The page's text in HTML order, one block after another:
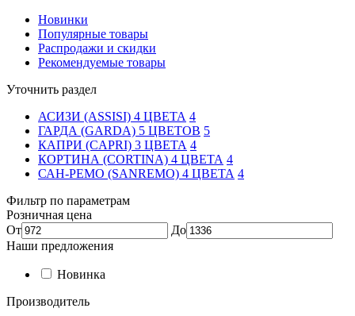
Новинки
Популярные товары
Распродажи и скидки
Рекомендуемые товары
Уточнить раздел
АСИЗИ (ASSISI) 4 ЦВЕТА 4
ГАРДА (GARDA) 5 ЦВЕТОВ 5
КАПРИ (CAPRI) 3 ЦВЕТА 4
КОРТИНА (CORTINA) 4 ЦВЕТА 4
САН-РЕМО (SANREMO) 4 ЦВЕТА 4
Фильтр по параметрам
Розничная цена
От
До
Наши предложения
Новинка
Производитель